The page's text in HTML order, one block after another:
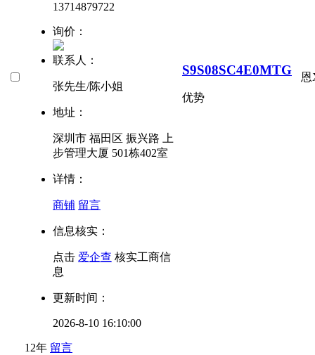
13714879722
询价：
联系人：
张先生/陈小姐
地址：
深圳市 福田区 振兴路 上
步管理大厦 501栋402室
详情：
商铺 留言
信息核实：
点击 爱企查 核实工商信
息
更新时间：
2026-8-10 16:10:00
12年 留言
S9S08SC4E0MTG
优势
恩